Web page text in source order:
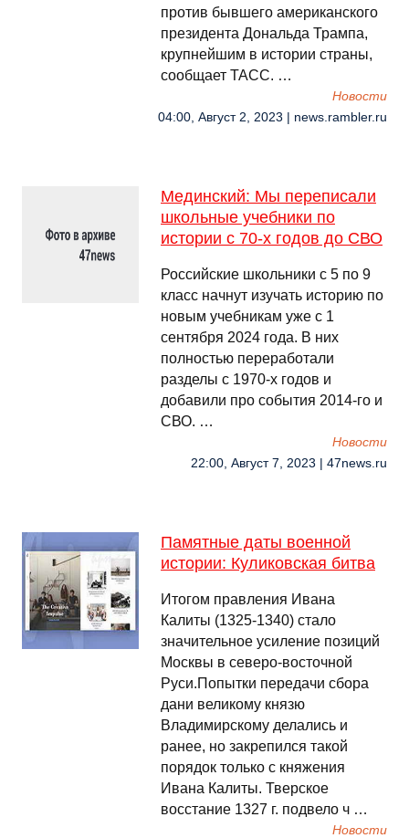
против бывшего американского
президента Дональда Трампа,
крупнейшим в истории страны,
сообщает ТАСС. …
Новости
04:00, Август 2, 2023 | news.rambler.ru
Мединский: Мы переписали
школьные учебники по
истории с 70-х годов до СВО
Российские школьники с 5 по 9
класс начнут изучать историю по
новым учебникам уже с 1
сентября 2024 года. В них
полностью переработали
разделы с 1970-х годов и
добавили про события 2014-го и
СВО. …
Новости
22:00, Август 7, 2023 | 47news.ru
Памятные даты военной
истории: Куликовская битва
Итогом правления Ивана
Калиты (1325-1340) стало
значительное усиление позиций
Москвы в северо-восточной
Руси.Попытки передачи сбора
дани великому князю
Владимирскому делались и
ранее, но закрепился такой
порядок только с княжения
Ивана Калиты. Тверское
восстание 1327 г. подвело ч …
Новости